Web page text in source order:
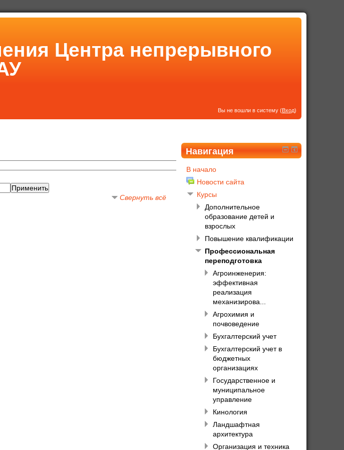
Центра непрерывного
Вы не вошли в систему (Вход)
Свернуть всё
Навигация
В начало
Новости сайта
Курсы
Дополнительное
образование детей и
взрослых
Повышение квалификации
Профессиональная
переподготовка
Агроинженерия:
эффективная
реализация
механизирова...
Агрохимия и
почвоведение
Бухгалтерский учет
Бухгалтерский учет в
бюджетных
организациях
Государственное и
муниципальное
управление
Кинология
Ландшафтная
архитектура
Организация и техника